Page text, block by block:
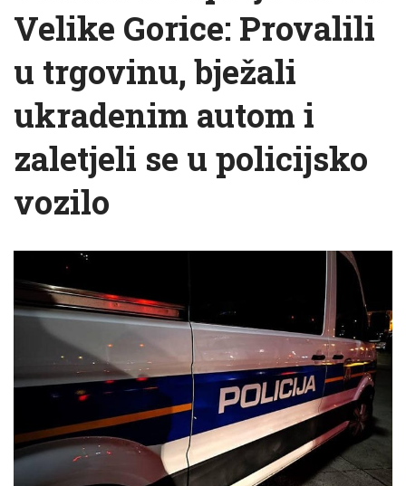
Velike Gorice: Provalili
u trgovinu, bježali
ukradenim autom i
zaletjeli se u policijsko
vozilo